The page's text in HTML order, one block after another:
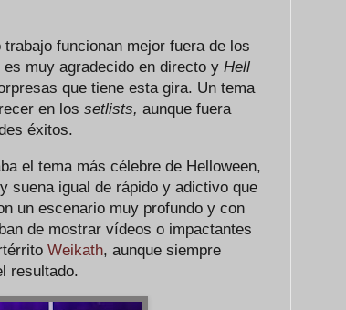
funcionan mejor fuera de los
es muy agradecido en directo y Hell
que tiene esta gira. Un tema
en los setlists, aunque fuera
éxitos.
el tema más célebre de Helloween,
suena igual de rápido y adictivo que
un escenario muy profundo y con
de mostrar vídeos o impactantes
Weikath, aunque siempre
resultado.